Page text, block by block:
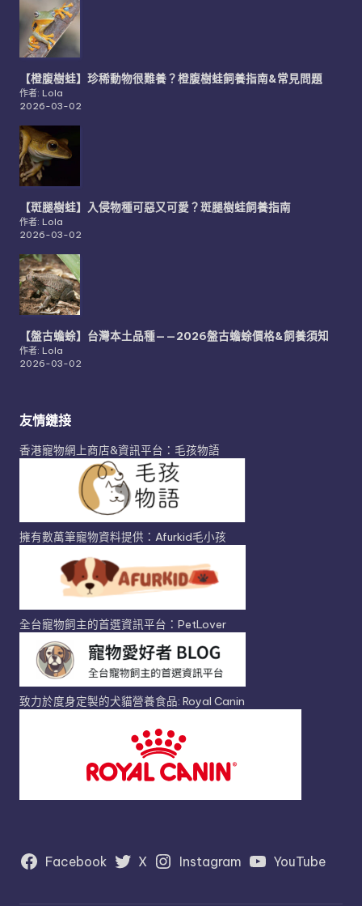
【橙腹樹蛙】珍稀動物很難養？橙腹樹蛙飼養指南&常見問題
作者: Lola
2026-03-02
【斑腿樹蛙】入侵物種可惡又可愛？斑腿樹蛙飼養指南
作者: Lola
2026-03-02
【盤古蟾蜍】台灣本土品種——2026盤古蟾蜍價格&飼養須知
作者: Lola
2026-03-02
友情鏈接
香港寵物網上商店&資訊平台：毛孩物語
擁有數萬筆寵物資料提供：Afurkid毛小孩
全台寵物飼主的首選資訊平台：PetLover
致力於度身定製的犬貓營養食品: Royal Canin
Facebook X Instagram YouTube